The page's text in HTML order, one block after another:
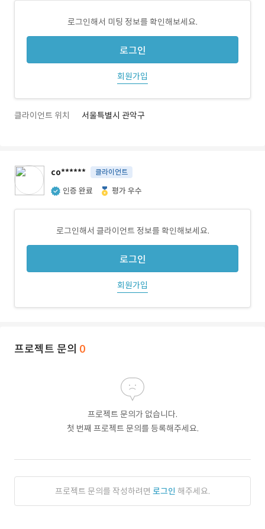
로그인해서 미팅 정보를 확인해보세요.
로그인
회원가입
클라이언트 위치 서울특별시 관악구
co****** 클라이언트
인증 완료 평가 우수
로그인해서 클라이언트 정보를 확인해보세요.
로그인
회원가입
프로젝트 문의 0
프로젝트 문의가 없습니다.
첫 번째 프로젝트 문의를 등록해주세요.
프로젝트 문의를 작성하려면 로그인 해주세요.